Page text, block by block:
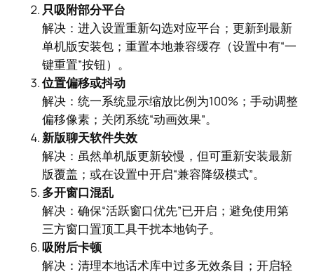
只吸附部分平台
解决：进入设置重新勾选对应平台；更新到最新
单机版安装包；重置本地兼容缓存（设置中有“一
键重置”按钮）。
位置偏移或抖动
解决：统一系统显示缩放比例为100%；手动调整
偏移像素；关闭系统“动画效果”。
新版聊天软件失效
解决：虽然单机版更新较慢，但可重新安装最新
版覆盖；或在设置中开启“兼容降级模式”。
多开窗口混乱
解决：确保“活跃窗口优先”已开启；避免使用第
三方窗口置顶工具干扰本地钩子。
吸附后卡顿
解决：清理本地话术库中过多无效条目；开启轻